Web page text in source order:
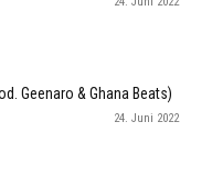
Geenaro & Ghana Beats)
24. Juni 2022